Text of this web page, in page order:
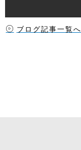
ブログ記事一覧へ